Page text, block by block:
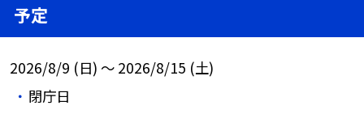
予定
2026/8/9 (日) ～ 2026/8/15 (土)
閉庁日